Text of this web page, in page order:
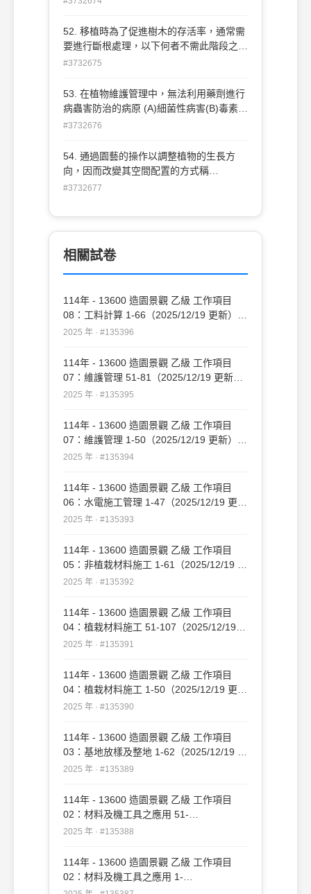
後 。
52. 移植時為了促進樹木的存活率，通常需
要進行斷根處理，以下何者不需此階段之處
理 (A)大樹(成樹) (B)老樹 (C)根部發育不良
#3732675
53. 在植物維護管理中，無法利用藥劑進行
病蟲害防治的病原 (A)細菌性病害(B)毒素病
(C)真菌性病害 (D)根部線蟲 。
#3732676
54. 通過園藝的操作以調整植物的生長方
向，因而改變其空間配置的方式稱
(A)pruning(修剪) (B)pinching(摘心)
#3732677
相關試卷
114年 - 13600 造園景觀 乙級 工作項目
08：工料計算 1-66（2025/12/19 更新）
#135396
2025 年 · #135396
114年 - 13600 造園景觀 乙級 工作項目
07：維護管理 51-81（2025/12/19 更新）
#135395
2025 年 · #135395
114年 - 13600 造園景觀 乙級 工作項目
07：維護管理 1-50（2025/12/19 更新）
#135394
2025 年 · #135394
114年 - 13600 造園景觀 乙級 工作項目
06：水電施工管理 1-47（2025/12/19 更
新）#135393
2025 年 · #135393
114年 - 13600 造園景觀 乙級 工作項目
05：非植栽材料施工 1-61（2025/12/19 更
新）#135392
2025 年 · #135392
114年 - 13600 造園景觀 乙級 工作項目
04：植栽材料施工 51-107（2025/12/19
更新）#135391
2025 年 · #135391
114年 - 13600 造園景觀 乙級 工作項目
04：植栽材料施工 1-50（2025/12/19 更
新）#135390
2025 年 · #135390
114年 - 13600 造園景觀 乙級 工作項目
03：基地放樣及整地 1-62（2025/12/19 更
新）#135389
2025 年 · #135389
114年 - 13600 造園景觀 乙級 工作項目
02：材料及機工具之應用 51-
109（2025/12/19 更新）#135388
2025 年 · #135388
114年 - 13600 造園景觀 乙級 工作項目
02：材料及機工具之應用 1-
50（2025/12/19 更新）#135387